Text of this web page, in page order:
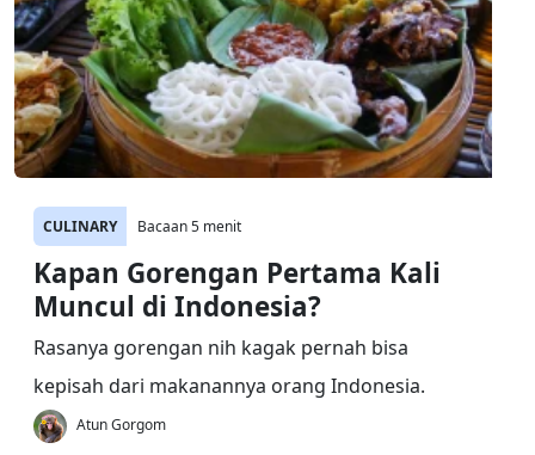
CULINARY Bacaan 5 menit
Kapan Gorengan Pertama Kali
Muncul di Indonesia?
Rasanya gorengan nih kagak pernah bisa
kepisah dari makanannya orang Indonesia.
Atun Gorgom